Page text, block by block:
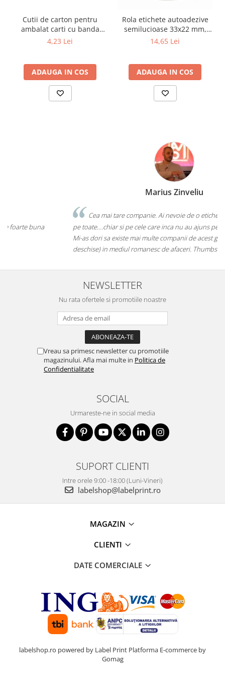
Cutii de carton pentru
ambalat carti cu banda
dublu adeziva, A5+,
4,23 Lei
ADAUGA IN COS
Rola etichete autoadezive
semilucioase 33x22 mm,
adeziv permanent, 2000
14,65 Lei
ADAUGA IN COS
Cea mai tare companie. Ai nevoie de o eticheta? Ei stiu sa le faca
pe toate....chiar si pe cele care inca nu au ajuns pe piata mainstream.
Mi-as dori sa existe mai multe companii de acest gen (inovatoare si
deschise) in mediul romanesc de afaceri. Thumbs up! 5Stele
NEWSLETTER
Nu rata ofertele si promotiile noastre
Vreau sa primesc newsletter cu promotiile
magazinului. Afla mai multe in Politica de
Confidentialitate
SOCIAL
Urmareste-ne in social media
SUPORT CLIENTI
Intre orele 9:00 -18:00 (Luni-Vineri)
labelshop@labelprint.ro
MAGAZIN
CLIENTI
DATE COMERCIALE
labelshop.ro powered by Label Print Platforma E-commerce by
Gomag